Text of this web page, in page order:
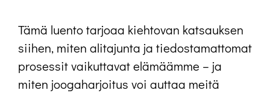
Tämä luento tarjoaa kiehtovan katsauksen
siihen, miten alitajunta ja tiedostamattomat
prosessit vaikuttavat elämäämme – ja
miten joogaharjoitus voi auttaa meitä